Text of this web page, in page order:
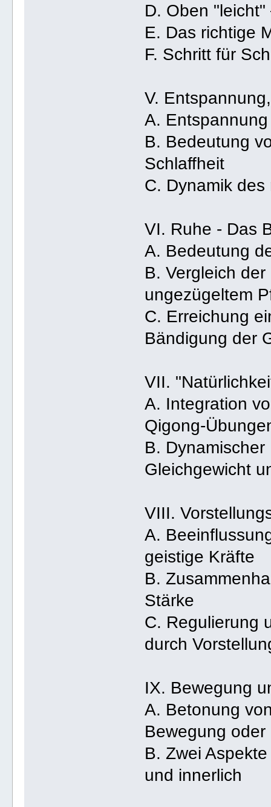
D. Oben
E. Das richtige
F. Schritt für
V.
A.
B. Bedeutung
Schlaffheit
C. Dynamik
VI. Ruhe - Das
A. Bedeutung
B. Vergleich
ungezügeltem
C. Erreichung
Bändigung der
VII.
A. Integration
Qigong-
B.
Gleichgewicht
VIII.
A.
geistige Kräfte
B.
Stärke
C. Regulierung
durch
IX. Bewegung
A. Betonung
Bewegung
B. Zwei
und innerlich